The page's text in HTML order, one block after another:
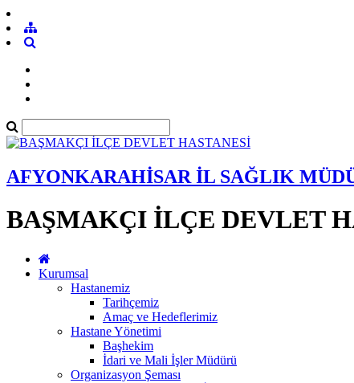
AFYONKARAHİSAR İL SAĞLIK
BAŞMAKÇI İLÇE DEVLET
Kurumsal
Hastanemiz
Tarihçemiz
Amaç ve Hedeflerimiz
Hastane Yönetimi
Başhekim
İdari ve Mali İşler Müdürü
Organizasyon Şeması